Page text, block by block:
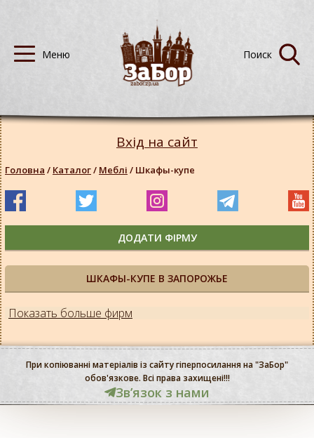
ШКАФЫ-КУПЕ В ЗАПОРОЖЬЕ
Показать больше фирм
Вхід на сайт
Головна / Каталог/ Меблі / Шкафы-купе
ДОДАТИ ФІРМУ
При копіюванні матеріалів із сайту гіперпосилання на "ЗаБор"
обов'язкове. Всі права захищені!!!
Звʼязок з нами